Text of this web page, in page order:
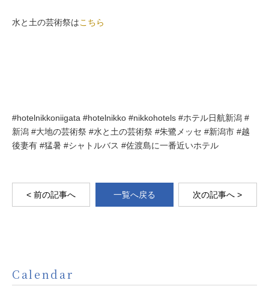
水と土の芸術祭はこちら
#hotelnikkoniigata #hotelnikko #nikkohotels #ホテル日航新潟 #
新潟 #大地の芸術祭 #水と土の芸術祭 #朱鷺メッセ #新潟市 #越
後妻有 #猛暑 #シャトルバス #佐渡島に一番近いホテル
< 前の記事へ 一覧へ戻る 次の記事へ >
Calendar